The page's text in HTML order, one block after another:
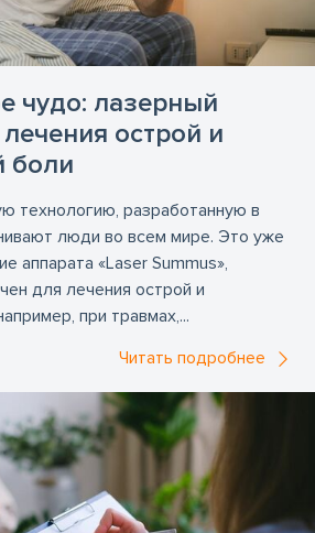
чудо: лазерный
острой и
боли
технологию, разработанную в
люди во всем мире. Это уже
аппарата «Laser Summus»,
для лечения острой и
при травмах,...
Читать подробнее